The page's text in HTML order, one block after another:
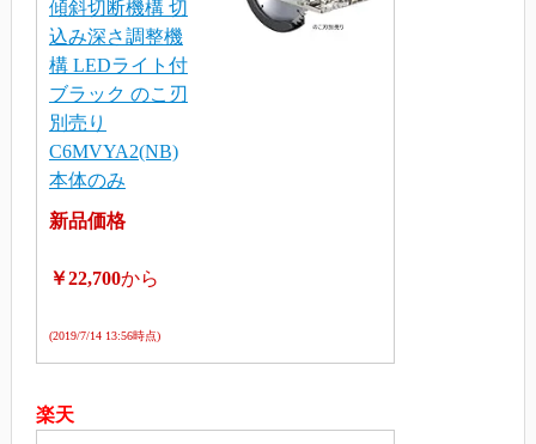
傾斜切断機構 切
込み深さ調整機
構 LEDライト付
ブラック のこ刃
別売り
C6MVYA2(NB)
本体のみ
新品価格
￥22,700から
(2019/7/14 13:56時点)
楽天